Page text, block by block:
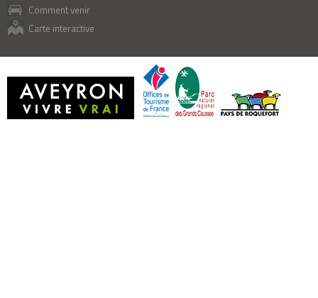
Comment venir
Carte interactive